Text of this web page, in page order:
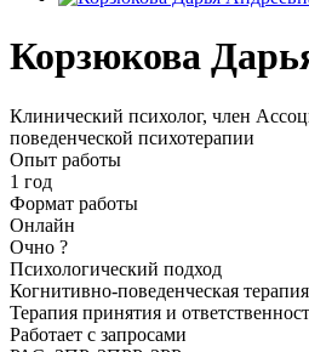
Корзюкова
Клинический психолог, член
поведенческой психотерапии
Опыт работы
1 год
Формат работы
Онлайн
Очно ?
Психологический подход
Когнитивно-поведенческая
Терапия принятия и
Работает с запросами